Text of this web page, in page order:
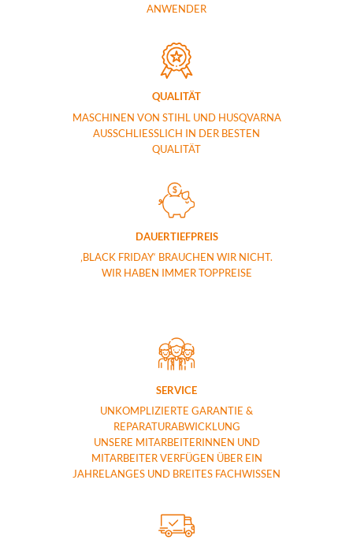
ANWENDER
QUALITÄT
MASCHINEN VON STIHL UND HUSQVARNA
AUSSCHLIESSLICH IN DER BESTEN
QUALITÄT
DAUERTIEFPREIS
‚BLACK FRIDAY‘ BRAUCHEN WIR NICHT.
WIR HABEN IMMER TOPPREISE
SERVICE
UNKOMPLIZIERTE GARANTIE &
REPARATURABWICKLUNG
UNSERE MITARBEITERINNEN UND
MITARBEITER VERFÜGEN ÜBER EIN
JAHRELANGES UND BREITES FACHWISSEN